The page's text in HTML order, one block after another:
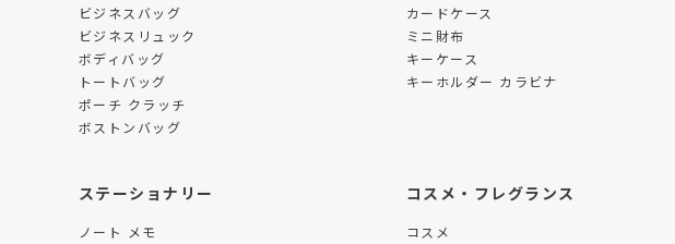
ビジネスバッグ
ビジネスリュック
ボディバッグ
トートバッグ
ポーチ クラッチ
ボストンバッグ
カードケース
ミニ財布
キーケース
キーホルダー カラビナ
ステーショナリー
ノート メモ
コスメ・フレグランス
コスメ